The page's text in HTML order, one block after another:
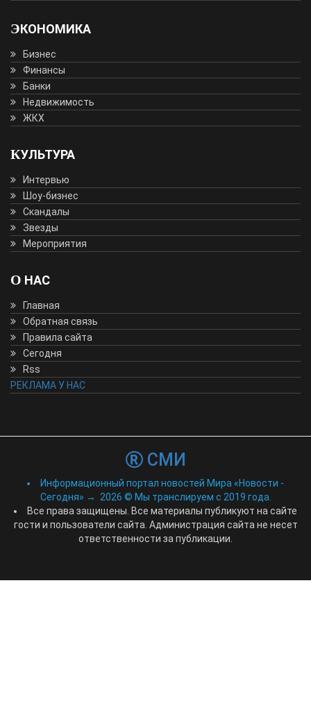
ЭКОНОМИКА
Бизнес
Финансы
Банки
Недвижимость
ЖКХ
КУЛЬТУРА
Интервью
Шоу-бизнес
Скандалы
Звезды
Мероприятия
О НАС
Главная
Обратная связь
Правила сайта
Сегодня
Rss
РЕКЛАМА У НАС
СМИ
Информационный портал новостей Мира «Новости -
Сегодня» → 2026 © Мы транслируем с 2019 года.
Все права защищены. Все материалы публикуют на сайте
гости и пользователи сайта. Администрация сайта не несет
ответственности за публикации.